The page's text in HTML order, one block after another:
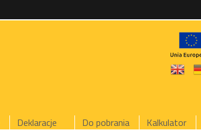
Deklaracje Do pobrania Kalkulator